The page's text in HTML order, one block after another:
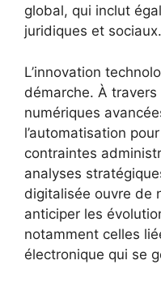
global, qui inclut
juridiques et sociaux.
L’innovation
démarche. À travers
numériques
l’automatisation
contraintes
analyses
digitalisée ouvre de
anticiper les
notamment celles
électronique qui se